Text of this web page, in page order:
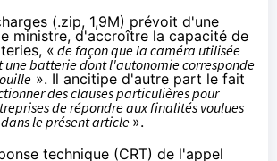
(.zip, 1,9M) prévoit d'une
ministre, d'accroître la capacité de
« de façon que la caméra utilisée
batterie dont l'autonomie corresponde
». Il ancitipe d'autre part le fait
des clauses particulières pour
de répondre aux finalités voulues
le présent article ».
technique (CRT) de l'appel